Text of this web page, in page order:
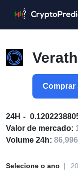
Comprar
24H
Valor de mercado:
Volume 24h:
Selecione o ano